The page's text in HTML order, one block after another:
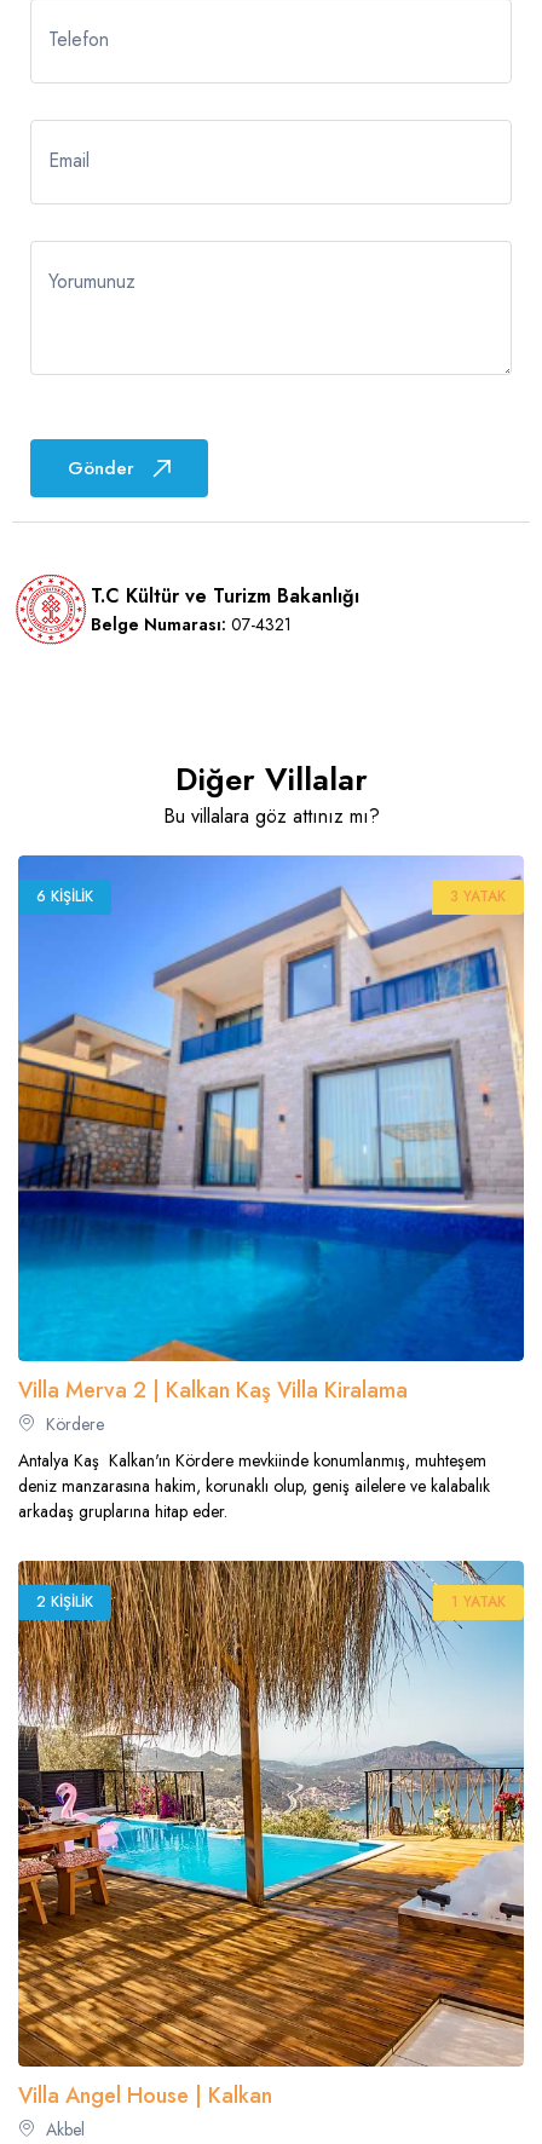
Telefon
Email
Yorumunuz
Gönder
T.C Kültür ve Turizm Bakanlığı
Belge Numarası: 07-4321
Diğer Villalar
Bu villalara göz attınız mı?
6 KIŞILIK 3 YATAK
Villa Merva 2 | Kalkan Kaş Villa Kiralama
Kördere
Antalya Kaş Kalkan'ın Kördere mevkiinde konumlanmış, muhteşem
deniz manzarasına hakim, korunaklı olup, geniş ailelere ve kalabalık
arkadaş gruplarına hitap eder.
2 KIŞILIK 1 YATAK
Villa Angel House | Kalkan
Akbel